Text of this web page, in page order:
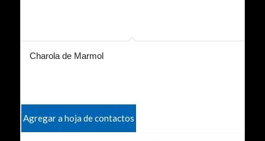
Charola de Marmol
Agregar a hoja de contactos